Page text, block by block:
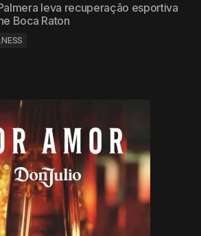
leva recuperação esportiva
Boca Raton